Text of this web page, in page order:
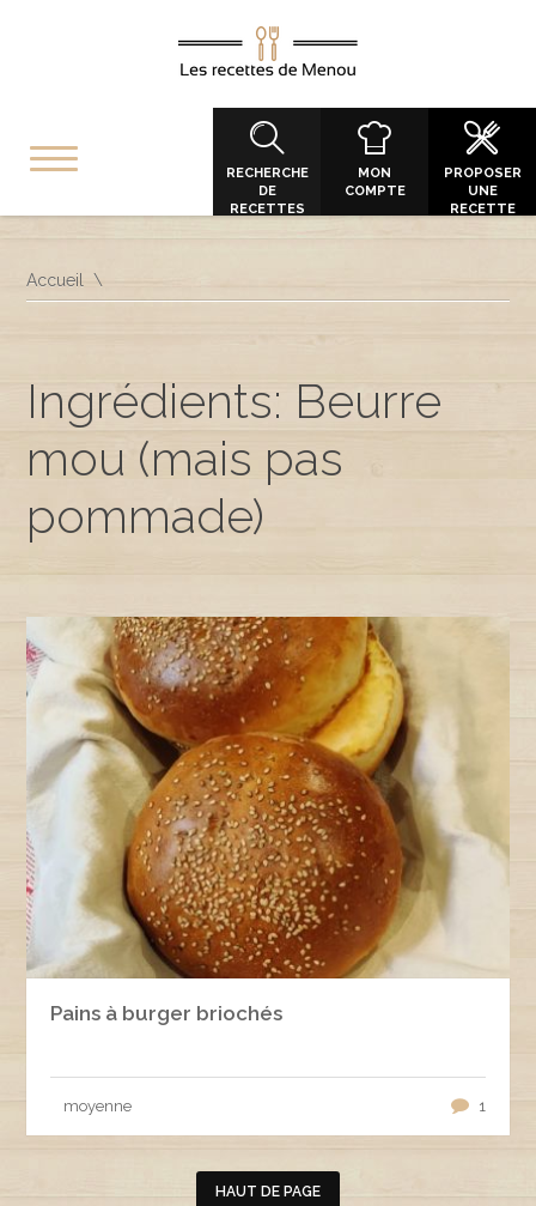
RECHERCHE
DE
RECETTES
MON
COMPTE
PROPOSER
UNE
RECETTE
Accueil
Ingrédients: Beurre
mou (mais pas
pommade)
Pains à burger briochés
moyenne 1
HAUT DE PAGE